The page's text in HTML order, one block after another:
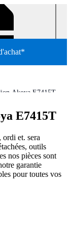
Akoya E7415T
E7415T
et. sera
outils
nos pièces sont
garantie
pour toutes vos